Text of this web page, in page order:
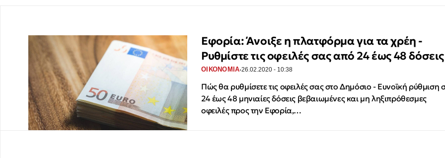
Εφορία: Άνοιξε η πλατφόρμα για τα χρέη -
Ρυθμίστε τις οφειλές σας από 24 έως 48 δόσεις
ΟΙΚΟΝΟΜΙΑ·26.02.2020 - 10:38
Πώς θα ρυθμίσετε τις οφειλές σας στο Δημόσιο - Ευνοϊκή ρύθμιση
24 έως 48 μηνιαίες δόσεις βεβαιωμένες και μη ληξιπρόθεσμες
οφειλές προς την Εφορία,…